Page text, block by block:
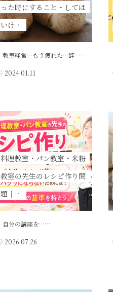
った時にすること・しては
いけ…
教室経営…もう疲れた…辞……
2024.01.11
料理教室・パン教室・米粉
教室の先生のレシピ作り問
題｜…
自分の講座を……
2026.07.26